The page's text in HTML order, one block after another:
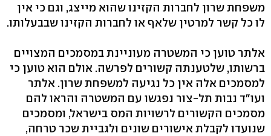
משפחת שרון לחברות הקזינו שהוא מייצג, וגם כי אין
לו כל קשר למרטין שלאף או לחברות הקזינו שבבעלותו.
אלתר טוען כי המשטרה מעוניינת במסמכים המצויים
ברשותו, שלטענתה קשורים לפרשה. אולם הוא טוען כי
למסמכים אלה אין כל נגיעה למשפחת שרון. אלתר
ועו"ד נבות תל-צור נפגשו עם המשטרה והראו להם
מסמכים הקשורים לרשויות המס בישראל, ומסמכים
שנועדו לקבלת אישורים שונים ולגביית שכר טרחה,